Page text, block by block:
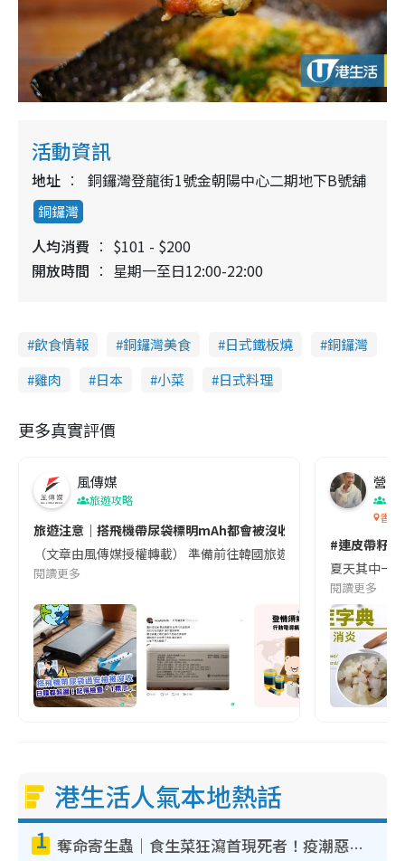
活動資訊
地址 銅鑼灣登龍街1號金朝陽中心二期地下B號舖
銅鑼灣
人均消費
$101 - $200
開放時間
星期一至日12:00-22:00
飲食情報 銅鑼灣美食 日式鐵板燒
銅鑼灣
雞肉
日本 小菜 日式料理
更多真實評價
風傳媒
旅遊攻略
旅遊注意｜搭飛機帶尿袋標明mAh都會被沒收😱出發前切記檢查
（文章由風傳媒授權轉載） 準備前往韓國旅遊的民眾，近期要
閱讀更多
營養
香港
#連皮帶籽
夏天其中一
閱讀更多
港生活人氣本地熱話
1 奪命寄生蟲｜食生菜狂瀉首現死者！疫潮惡化錄1.8萬宗病例 揭洗菜3大謬誤